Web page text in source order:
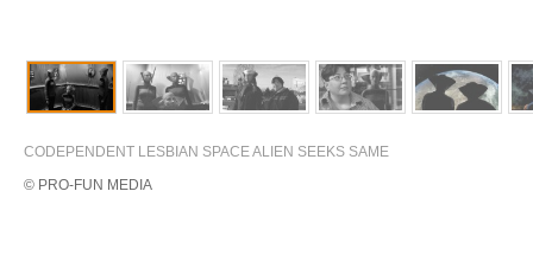
CODEPENDENT LESBIAN SPACE ALIEN SEEKS SAME
© PRO-FUN MEDIA